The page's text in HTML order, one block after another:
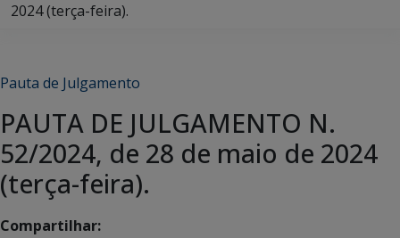
2024 (terça-feira).
Pauta de Julgamento
PAUTA DE JULGAMENTO N.
52/2024, de 28 de maio de 2024
(terça-feira).
Compartilhar: